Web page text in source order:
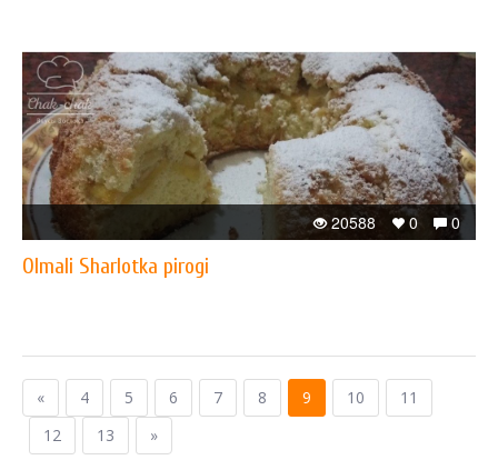
0
0
20588
Olmali Sharlotka pirogi
« 4 5 6 7 8 9 10
11
12
13 »